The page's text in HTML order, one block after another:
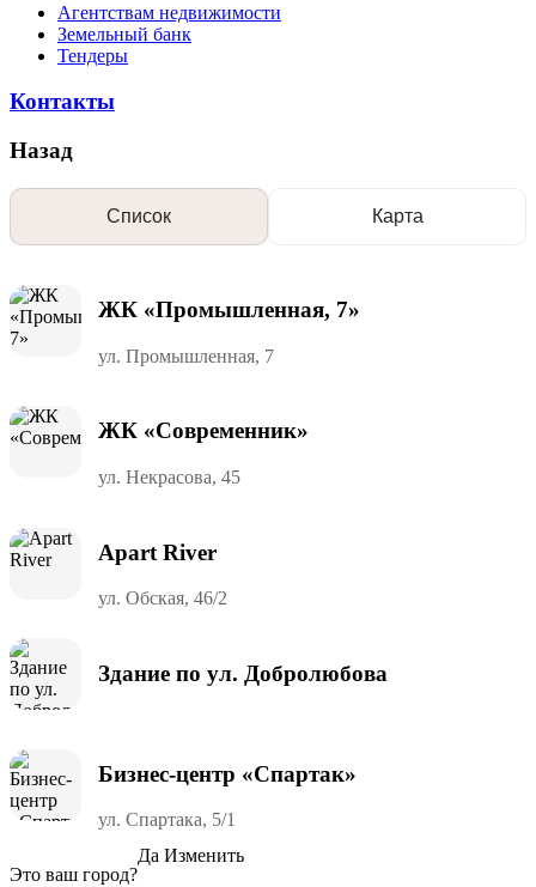
Агентствам недвижимости
Земельный банк
Тендеры
Контакты
Назад
Список Карта
ЖК «Промышленная, 7»
ул. Промышленная, 7
ЖК «Современник»
ул. Некрасова, 45
Apart River
ул. Обская, 46/2
Здание по ул. Добролюбова
Бизнес-центр «Спартак»
ул. Спартака, 5/1
Это ваш город?
Да Изменить